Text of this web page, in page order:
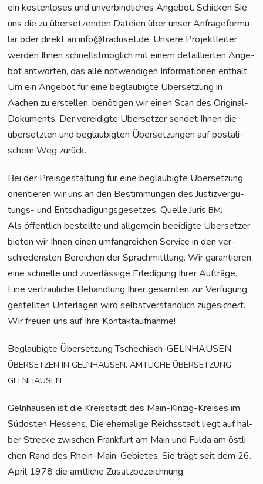
ein kos­ten­lo­ses und unver­bind­li­ches Ange­bot. Schi­cken Sie
uns die zu über­set­zen­den Datei­en über unser Anfra­ge­for­mu­
lar oder direkt an info@traduset.de. Unse­re Pro­jekt­lei­ter
wer­den Ihnen schnellst­mög­lich mit einem detail­lier­ten Ange­
bot ant­wor­ten, das alle not­wen­di­gen Infor­ma­tio­nen ent­hält.
Um ein Ange­bot für eine beglau­big­te Über­set­zung in
Aachen zu erstel­len, benö­ti­gen wir einen Scan des Ori­gi­nal-
Doku­ments. Der ver­ei­dig­te Über­set­zer sen­det Ihnen die
über­setz­ten und beglau­big­ten Über­set­zun­gen auf pos­ta­li­
schem Weg zurück.
Bei der Preis­ge­stal­tung für eine beglau­big­te Über­set­zung
ori­en­tie­ren wir uns an den Bestim­mun­gen des Jus­tiz­ver­gü­
tungs- und Ent­schä­di­gungs­ge­set­zes. Quelle:JurisBMJ
Als öffent­lich bestell­te und all­ge­mein beei­dig­te Über­set­zer
bie­ten wir Ihnen einen umfang­rei­chen Ser­vice in den ver­
schie­dens­ten Berei­chen der Sprach­mitt­lung. Wir garan­tie­ren
eine schnel­le und zuver­läs­si­ge Erle­di­gung Ihrer Auf­trä­ge.
Eine ver­trau­li­che Behand­lung Ihrer gesam­ten zur Ver­fü­gung
gestell­ten Unter­la­gen wird selbst­ver­ständ­lich zuge­si­chert.
Wir freu­en uns auf Ihre Kontaktaufnahme!
Beglau­big­te Über­set­zung Tsche­chisch-GELN­HAU­SEN.
ÜBERSETZEN IN GELNHAUSEN.AMTLICHE ÜBERSETZUNG
GELNHAUSEN
Geln­hau­sen ist die Kreis­stadt des Main-Kin­zig-Krei­ses im
Süd­os­ten Hes­sens. Die ehe­ma­li­ge Reichs­stadt liegt auf hal­
ber Stre­cke zwi­schen Frank­furt am Main und Ful­da am öst­li­
chen Rand des Rhein-Main-Gebie­tes. Sie trägt seit dem 26.
April 1978 die amt­li­che Zusatzbezeichnung.